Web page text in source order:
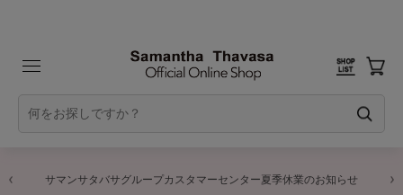
サマンサタバサグループカスタマーセンター夏季休業のお知らせ